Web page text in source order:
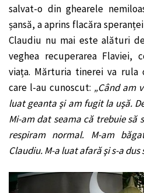
salvat-o din ghearele
șansă, a aprins flacăra
Claudiu nu mai este alături
veghea recuperarea Flaviei,
viața. Mărturia tinerei va
care l-au cunoscut: „Când am
luat geanta şi am fugit la uşă.
Mi-am dat seama că trebuie să
respiram normal. M-am
Claudiu. M-a luat afară şi s-a dus